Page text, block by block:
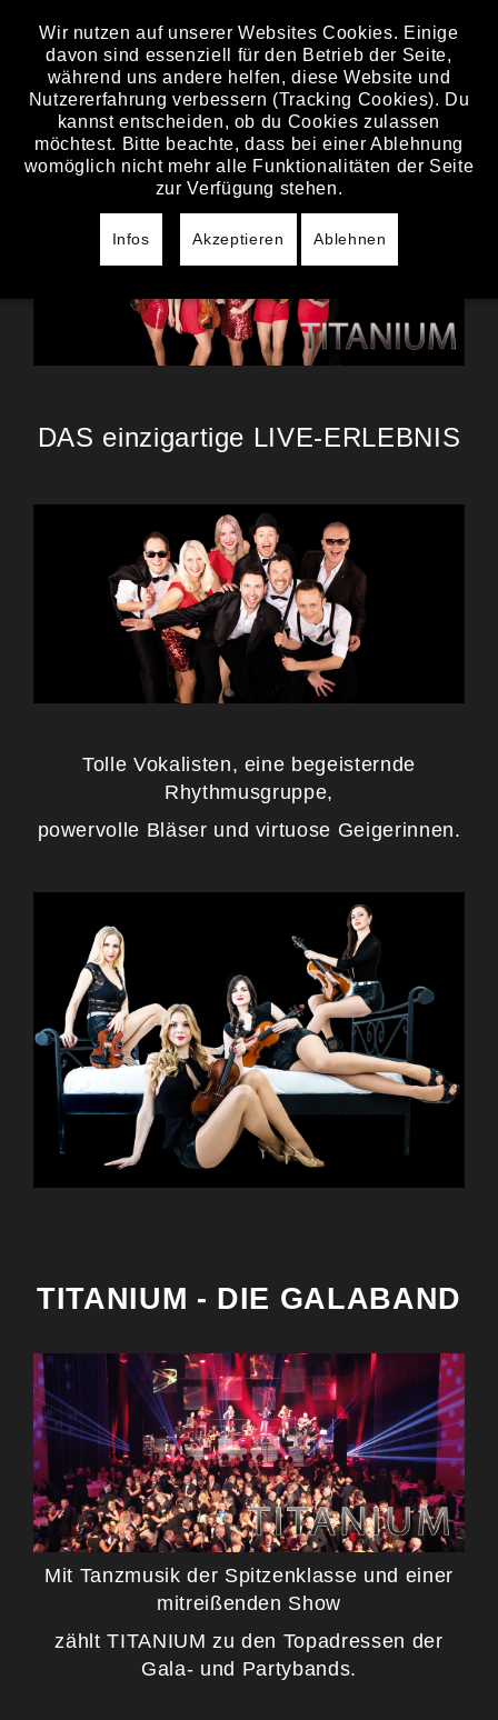
TITANIUM
DAS einzigartige LIVE-ERLEBNIS
Tolle Vokalisten, eine begeisternde
Rhythmusgruppe,
powervolle Bläser und virtuose Geigerinnen.
TITANIUM - DIE GALABAND
Mit Tanzmusik der Spitzenklasse und einer
mitreißenden Show
zählt TITANIUM zu den Topadressen der
Gala- und Partybands.
Wir nutzen auf unserer Websites Cookies. Einige
davon sind essenziell für den Betrieb der Seite,
während uns andere helfen, diese Website und
Nutzererfahrung verbessern (Tracking Cookies). Du
kannst entscheiden, ob du Cookies zulassen
möchtest. Bitte beachte, dass bei einer Ablehnung
womöglich nicht mehr alle Funktionalitäten der Seite
zur Verfügung stehen.
Infos Akzeptieren Ablehnen